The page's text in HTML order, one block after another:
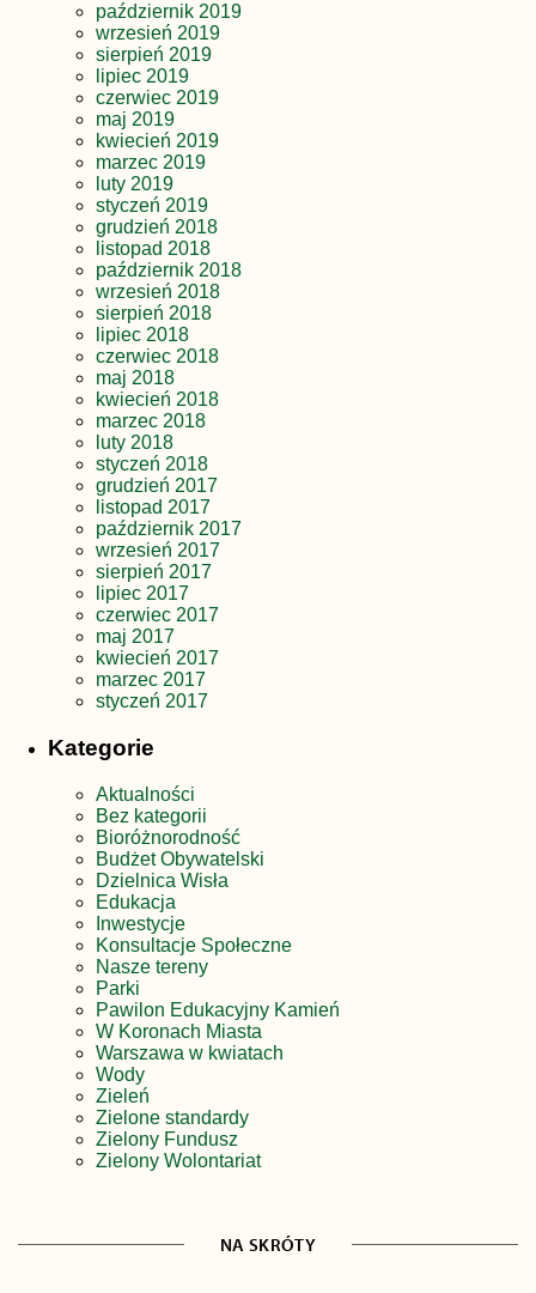
październik 2019
wrzesień 2019
sierpień 2019
lipiec 2019
czerwiec 2019
maj 2019
kwiecień 2019
marzec 2019
luty 2019
styczeń 2019
grudzień 2018
listopad 2018
październik 2018
wrzesień 2018
sierpień 2018
lipiec 2018
czerwiec 2018
maj 2018
kwiecień 2018
marzec 2018
luty 2018
styczeń 2018
grudzień 2017
listopad 2017
październik 2017
wrzesień 2017
sierpień 2017
lipiec 2017
czerwiec 2017
maj 2017
kwiecień 2017
marzec 2017
styczeń 2017
Kategorie
Aktualności
Bez kategorii
Bioróżnorodność
Budżet Obywatelski
Dzielnica Wisła
Edukacja
Inwestycje
Konsultacje Społeczne
Nasze tereny
Parki
Pawilon Edukacyjny Kamień
W Koronach Miasta
Warszawa w kwiatach
Wody
Zieleń
Zielone standardy
Zielony Fundusz
Zielony Wolontariat
NA SKRÓTY